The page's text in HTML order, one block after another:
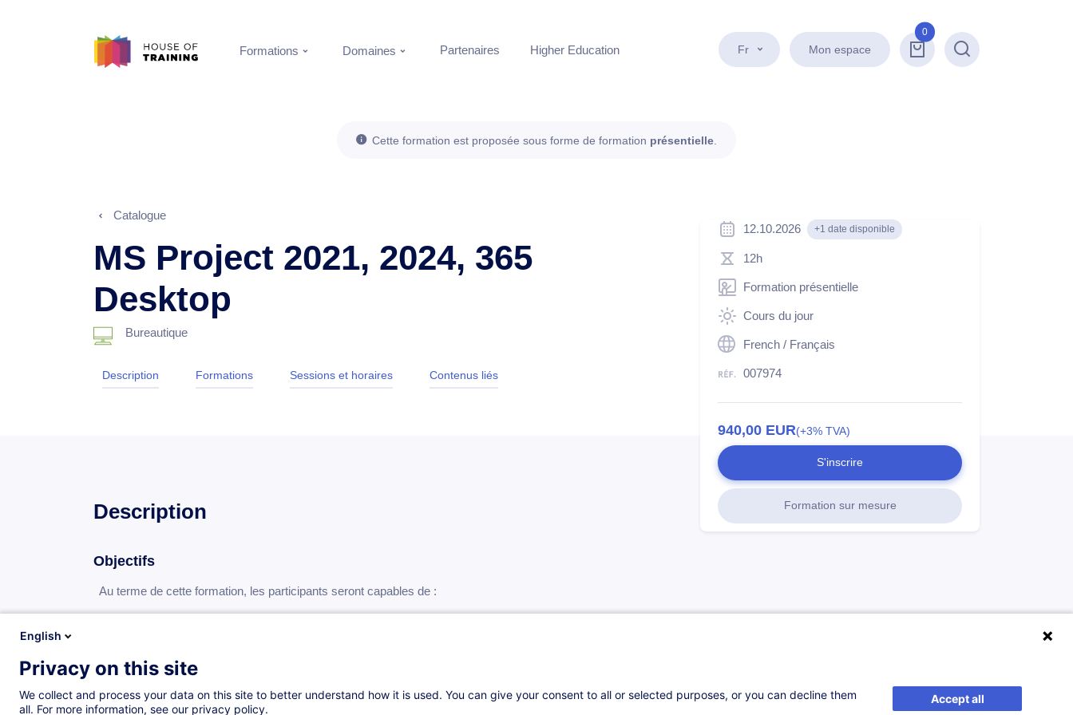
Fr Mon espace
0
Recherche
Formations Domaines Partenaires Higher Education
Cette formation est proposée sous forme de formation présentielle
Catalogue
MS Project 2021, 2024, 365
Desktop
Bureautique
Description Formations Sessions et horaires Contenus liés
12.10.2026 +1 date disponible
12h
Formation présentielle
Cours du jour
French / Français
007974
940,00 EUR(+3% TVA)
S'inscrire
Formation sur mesure
Description
Objectifs
Au terme de cette formation, les participants seront capables de :
présenter et exporter les informations du projet à l’aide des outils de reporting
English
Privacy on this site
We collect and process your data on this site to better understand how it is used. You can give your consent to all or selected purposes, or you can decline them
all. For more information, see our privacy policy.
Accept all